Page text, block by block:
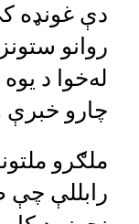
دې غونډه
روانو
له‌خوا د یوه
چارو
ملګرو
رابللې چې